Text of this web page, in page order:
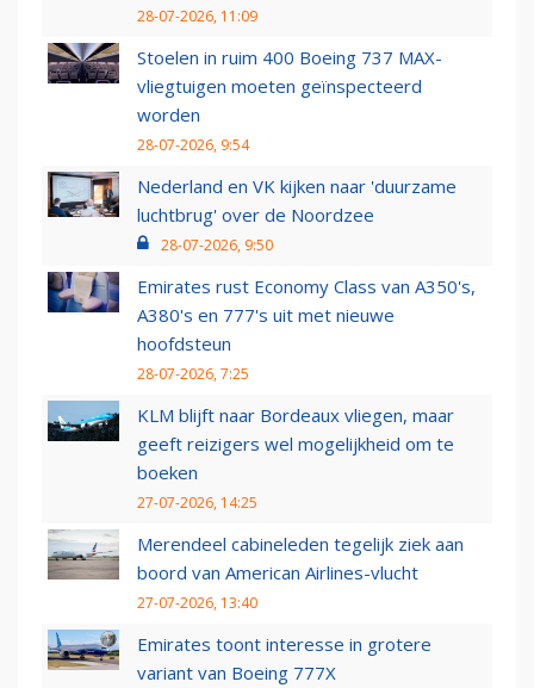
28-07-2026, 11:09
Stoelen in ruim 400 Boeing 737 MAX-
vliegtuigen moeten geïnspecteerd
worden
28-07-2026, 9:54
Nederland en VK kijken naar 'duurzame
luchtbrug' over de Noordzee
28-07-2026, 9:50
Emirates rust Economy Class van A350's,
A380's en 777's uit met nieuwe
hoofdsteun
28-07-2026, 7:25
KLM blijft naar Bordeaux vliegen, maar
geeft reizigers wel mogelijkheid om te
boeken
27-07-2026, 14:25
Merendeel cabineleden tegelijk ziek aan
boord van American Airlines-vlucht
27-07-2026, 13:40
Emirates toont interesse in grotere
variant van Boeing 777X